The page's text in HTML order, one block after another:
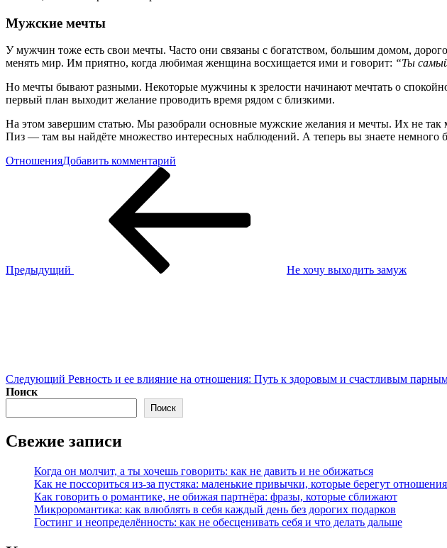
Мужские мечты
У мужчин тоже есть свои мечты. Часто они связаны с богатством, большим домом,
менять мир. Им приятно, когда любимая женщина восхищается ими и говорит: “Ты
Но мечты бывают разными. Некоторые мужчины к зрелости начинают мечтать о
первый план выходит желание проводить время рядом с близкими.
На этом завершим статью. Мы разобрали основные мужские желания и мечты. Их не
Пиз — там вы найдёте множество интересных наблюдений. А теперь вы знаете немного
ОтношенияДобавить комментарий
О
Предыдущий
Не хочу выходить замуж
Следующий Ревность и ее влияние на отношения: Путь к здоровым и счастливым
Поиск
Поиск
Свежие записи
Когда он молчит, а ты хочешь говорить: как не давить и не обижаться
Как не поссориться из‑за пустяка: маленькие привычки, которые берегут отношения
Как говорить о романтике, не обижая партнёра: фразы, которые сближают
Микроромантика: как влюблять в себя каждый день без дорогих подарков
Гостинг и неопределённость: как не обесценивать себя и что делать дальше